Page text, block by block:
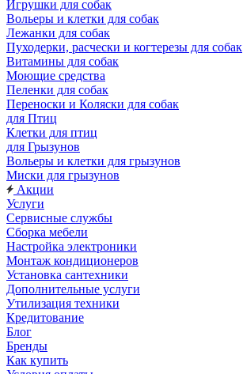
Игрушки для собак
Вольеры и клетки для собак
Лежанки для собак
Пуходерки, расчески и когтерезы для собак
Витамины для собак
Моющие средства
Пеленки для собак
Переноски и Коляски для собак
для Птиц
Клетки для птиц
для Грызунов
Вольеры и клетки для грызунов
Миски для грызунов
Акции
Услуги
Сервисные службы
Сборка мебели
Настройка электроники
Монтаж кондиционеров
Установка сантехники
Дополнительные услуги
Утилизация техники
Кредитование
Блог
Бренды
Как купить